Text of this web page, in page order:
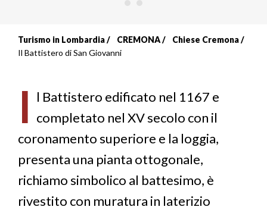
Briciole
pane
Turismo in Lombardia CREMONA
Chiese Cremona
Il Battistero di San Giovanni
I l Battistero edificato nel 1167 e
completato nel XV secolo con il
coronamento superiore e la loggia,
presenta una pianta ottogonale,
richiamo simbolico al battesimo, è
rivestito con muratura in laterizio